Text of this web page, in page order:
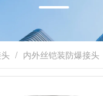
/ 内外丝铠装防爆接头